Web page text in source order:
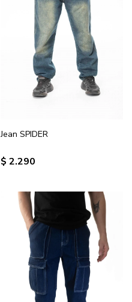
Jean SPIDER
$ 2.290